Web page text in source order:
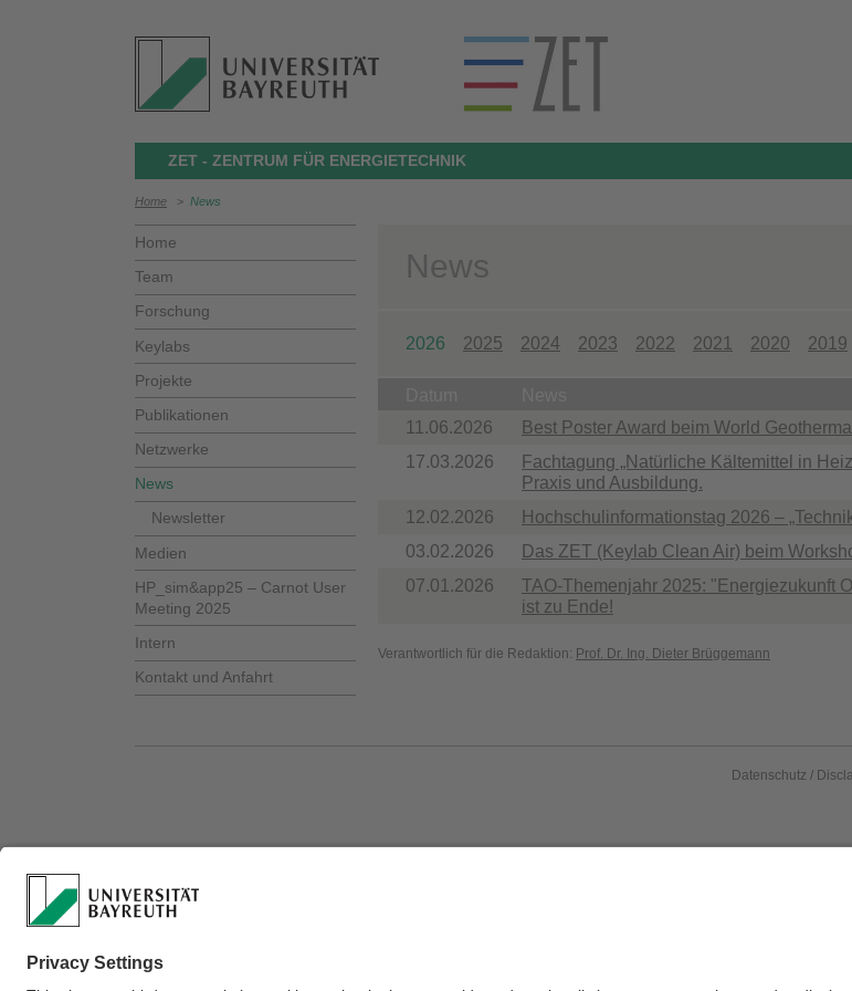
ZET - ZENTRUM FÜR ENERGIETECHNIK
Home > News
Home
Team
Forschung
Keylabs
Projekte
Publikationen
Netzwerke
News
Newsletter
Medien
HP_sim&app25 – Carnot User
Meeting 2025
Intern
Kontakt und Anfahrt
News
2026 2025 2024 2023 2022 2021 2020 2019
11.06.2026
Best Poster Award beim World
17.03.2026
Fachtagung „Natürliche Kältemittel in
Praxis und Ausbildung.
12.02.2026
Hochschulinformationstag 2026 –
03.02.2026
Das ZET (Keylab Clean Air) beim
07.01.2026
TAO-Themenjahr 2025: "Energiezukunft
ist zu Ende!
Verantwortlich für die Redaktion: Prof. Dr. Ing. Dieter Brüggemann
Datenschutz /